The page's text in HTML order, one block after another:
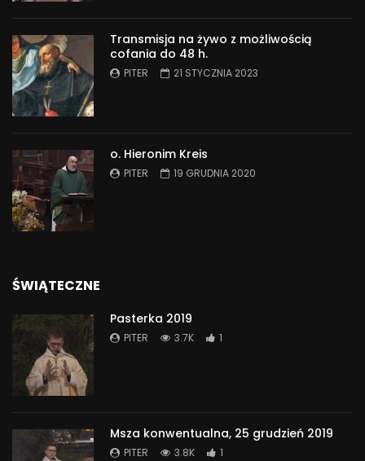
Transmisja na żywo z możliwością
cofania do 48 h.
PITER 21 STYCZNIA 2023
o. Hieronim Kreis
PITER 19 GRUDNIA 2020
ŚWIĄTECZNE
Pasterka 2019
PITER 3.7K 1
Msza konwentualna, 25 grudzień 2019
PITER 3.8K 1